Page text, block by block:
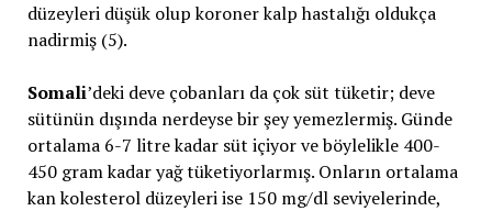
düzeyleri düşük olup koroner kalp hastalığı oldukça
nadirmiş (5).
Somali’deki deve çobanları da çok süt tüketir; deve
sütünün dışında nerdeyse bir şey yemezlermiş. Günde
ortalama 6-7 litre kadar süt içiyor ve böylelikle 400-
450 gram kadar yağ tüketiyorlarmış. Onların ortalama
kan kolesterol düzeyleri ise 150 mg/dl seviyelerinde,